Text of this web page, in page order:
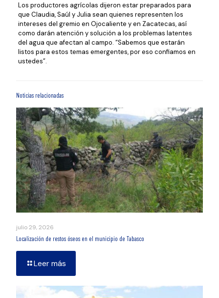
Los productores agrícolas dijeron estar preparados para
que Claudia, Saúl y Julia sean quienes representen los
intereses del gremio en Ojocaliente y en Zacatecas, así
como darán atención y solución a los problemas latentes
del agua que afectan al campo. “Sabemos que estarán
listos para estos temas emergentes, por eso confiamos en
ustedes”.
Noticias relacionadas
julio 29, 2026
Localización de restos óseos en el municipio de Tabasco
Leer más